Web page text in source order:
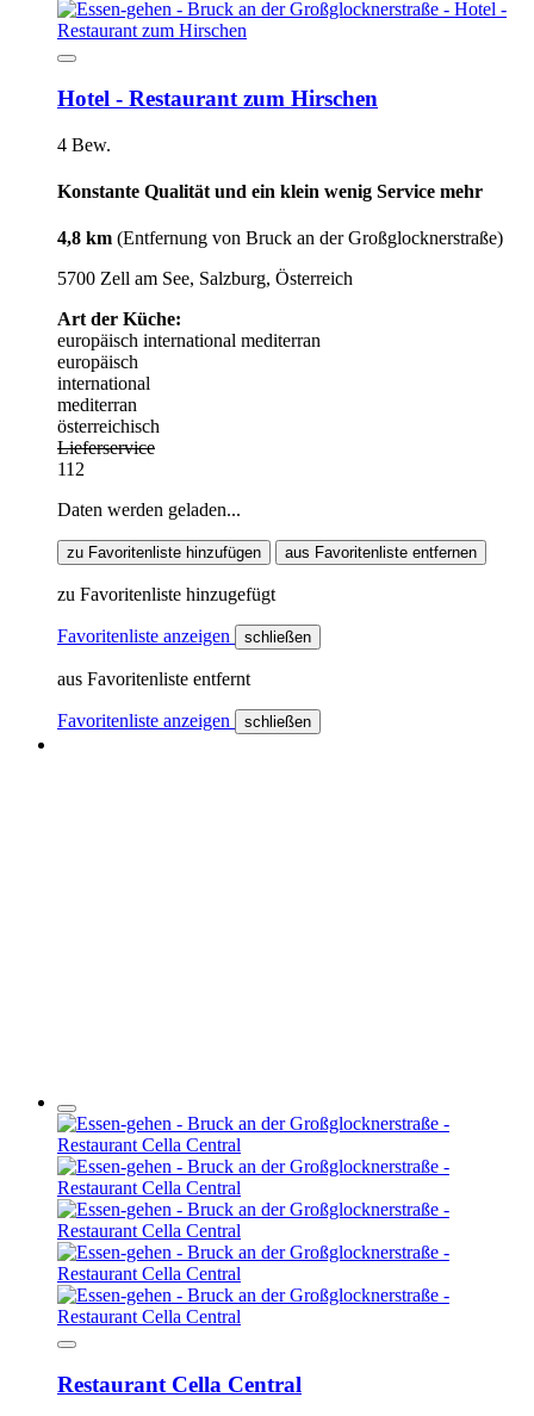
Hotel - Restaurant zum Hirschen
4 Bew.
Konstante Qualität und ein klein wenig Service mehr
4,8 km (Entfernung von Bruck an der Großglocknerstraße)
5700 Zell am See, Salzburg, Österreich
Art der Küche:
europäisch international mediterran
europäisch
international
mediterran
österreichisch
Lieferservice
112
Daten werden geladen...
zu Favoritenliste hinzufügen aus Favoritenliste entfernen
zu Favoritenliste hinzugefügt
Favoritenliste anzeigen schließen
aus Favoritenliste entfernt
Favoritenliste anzeigen schließen
Restaurant Cella Central